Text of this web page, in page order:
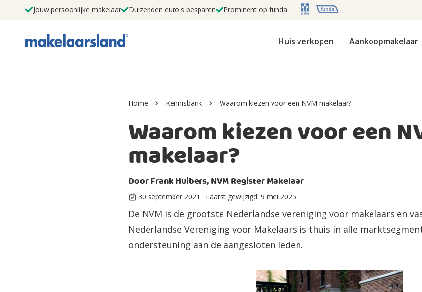
Jouw persoonlijke makelaar Duizenden euro's besparen Prominent op funda
Huis verkopen Aankoopmakelaar
Home Kennisbank Waarom kiezen voor een NVM makelaar?
Waarom kiezen voor een
makelaar?
DoorFrank Huibers, NVM Register Makelaar
30 september 2021 Laatst gewijzigd: 9 mei 2025
De NVM is de grootste Nederlandse vereniging voor makelaars en
Nederlandse Vereniging voor Makelaars is thuis in alle
ondersteuning aan de aangesloten leden.